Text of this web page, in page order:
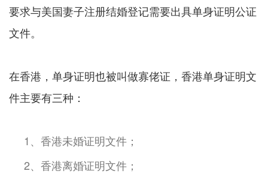
要求与美国妻子注册结婚登记需要出具单身证明公证
文件。
在香港，单身证明也被叫做寡佬证，香港单身证明文
件主要有三种：
1、香港未婚证明文件；
2、香港离婚证明文件；